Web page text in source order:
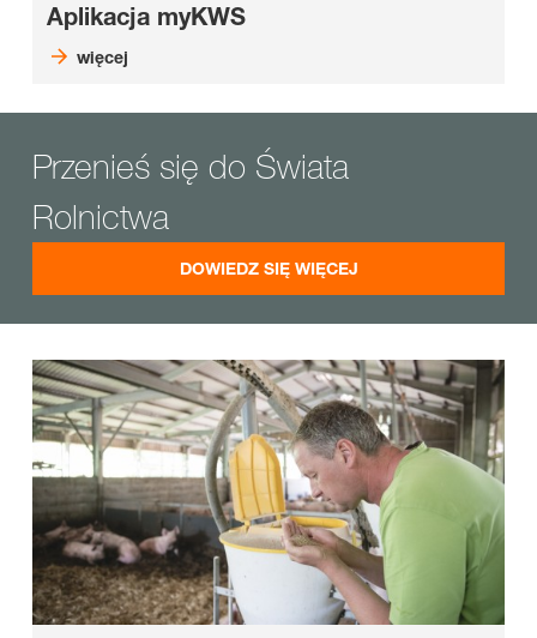
Aplikacja myKWS
więcej
Przenieś się do Świata
Rolnictwa
DOWIEDZ SIĘ WIĘCEJ